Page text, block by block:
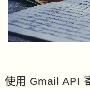
使用 Gmail API